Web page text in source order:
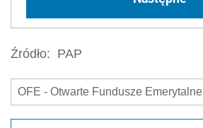
Źródło: PAP
OFE - Otwarte Fundusze Emerytalne